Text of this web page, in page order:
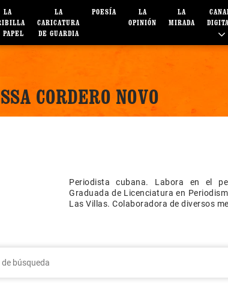
LA
PAPEL
LA
CARICATURA
DE GUARDIA
POESÍA
LA
OPINIÓN
LA
MIRADA
CORDERO NOVO
Periodista cubana. Labora en el
Graduada de Licenciatura en
Las Villas. Colaboradora de diversos